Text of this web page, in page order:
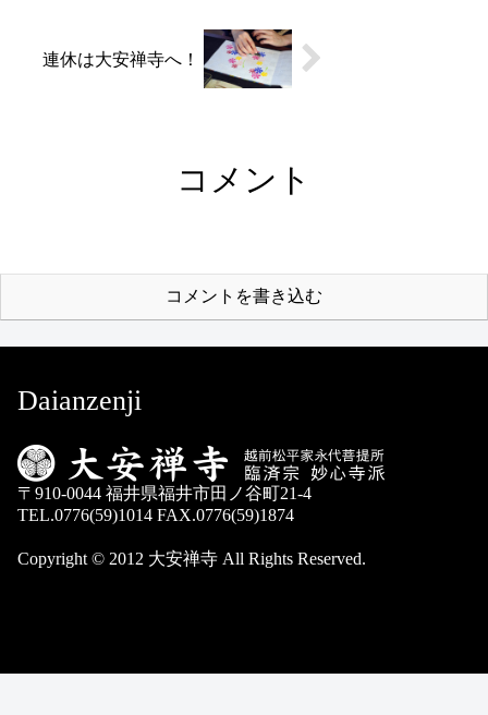
連休は大安禅寺へ！
コメント
コメントを書き込む
Daianzenji
〒910-0044 福井県福井市田ノ谷町21-4
TEL.0776(59)1014 FAX.0776(59)1874
Copyright © 2012 大安禅寺 All Rights Reserved.